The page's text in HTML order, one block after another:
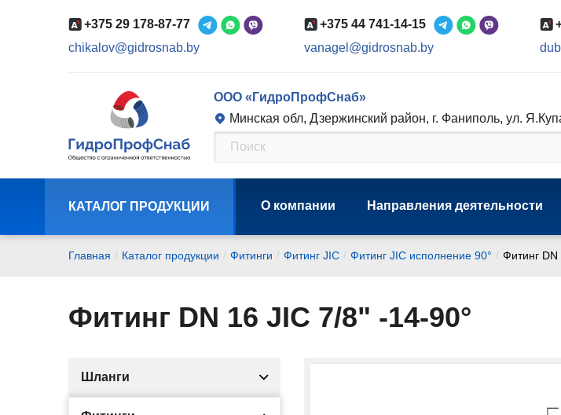
+375 29 178-87-77
chikalov@gidrosnab.by
+375 44 741-14-15
vanagel@gidrosnab.by
ООО «ГидроПрофСнаб»
Минская обл, Дзержинский район, г. Фаниполь, ул.
КАТАЛОГ ПРОДУКЦИИ О компании Направления деятельности
Главная / Каталог продукции / Фитинги / Фитинг JIC / Фитинг JIC исполнение 90° / Фитинг
Фитинг DN 16 JIC 7/8" -14-90°
Шланги